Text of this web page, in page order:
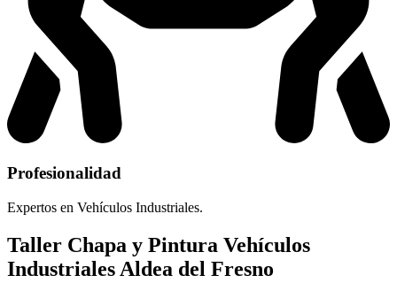
Profesionalidad
Expertos en Vehículos Industriales.
Taller Chapa y Pintura Vehículos
Industriales Aldea del Fresno